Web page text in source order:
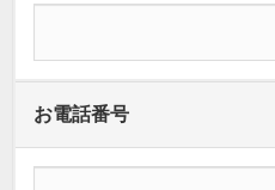
お電話番号